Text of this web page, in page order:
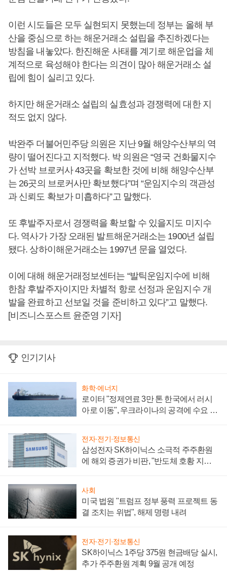
이런 시도들은 모두 실현되지 못했는데 정부는 올해 부
산을 중심으로 하는 해운거래소 설립을 추진하겠다는
방침을 내놓았다. 한진해운 사태를 계기로 해운업을 체
계적으로 육성해야 한다는 의견이 많아 해운거래소 설
립에 힘이 실리고 있다.
하지만 해운거래소 설립의 실효성과 경쟁력에 대한 지
적도 없지 않다.
박완주 더불어민주당 의원은 지난 9월 해양수산부의 역
량이 떨어진다고 지적했다. 박 의원은 “영국 건화물지수
가 선박 브로커사 43곳을 확보한 것에 비해 해양수산부
는 26곳의 브로커사만 확보했다”며 “운임지수의 객관성
과 신뢰도 확보가 미흡하다”고 말했다.
또 후발주자로서 경쟁력을 확보할 수 있을지도 미지수
다. 역사가 가장 오래된 발트해운거래소는 1900년 설립
됐다. 상하이해운거래소는 1997년 문을 열었다.
이에 대해 해운거래정보센터는 “발틱운임지수에 비해
한참 후발주자이지만 차별적 항로 선정과 운임지수 개
발을 완료하고 선보일 것을 준비하고 있다”고 말했다.
[비즈니스포스트 윤준영 기자]
인기기사
화학·에너지
로이터 "정제연료 3만 톤 한국에서 러시
아로 이동", 우크라이나의 공격에 수요 늘
전자·전기·정보통신
삼성전자 SK하이닉스 소극적 주주환원
에 해외 증권가 비판, "반도체 호황 지속
사회
미국 법원 "트럼프 정부 풍력 프로젝트 동
결 조치는 위법", 해제 명령 내려
전자·전기·정보통신
SK하이닉스 1주당 375원 현금배당 실시,
추가 주주환원 계획 9월 공개 예정